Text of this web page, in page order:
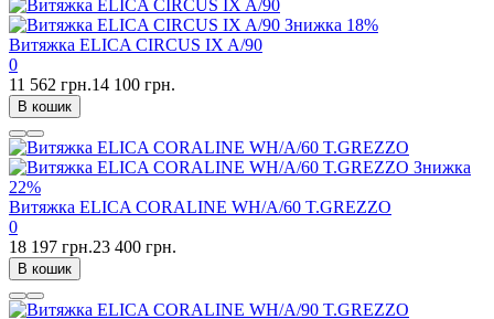
Знижка 18%
Витяжка ELICA CIRCUS IX A/90
0
11 562 грн.14 100 грн.
В кошик
Знижка
22%
Витяжка ELICA CORALINE WH/A/60 T.GREZZO
0
18 197 грн.23 400 грн.
В кошик